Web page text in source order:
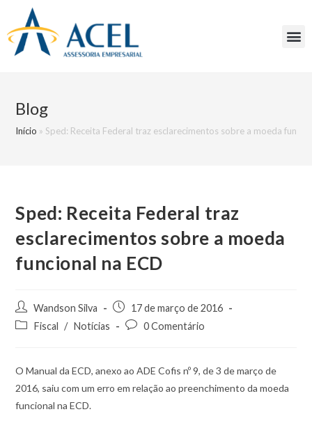
Blog
Início » Sped: Receita Federal traz esclarecimentos sobre a moeda
Sped: Receita Federal traz
esclarecimentos sobre a moeda
funcional na ECD
Wandson Silva
17 de março de 2016
Fiscal / Notícias 0 Comentário
O Manual da ECD, anexo ao ADE Cofis nº 9, de 3 de março de
2016, saiu com um erro em relação ao preenchimento da moeda
funcional na ECD.